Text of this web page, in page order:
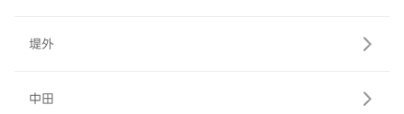
堤外
中田